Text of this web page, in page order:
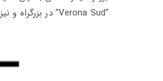
“Verona Sud” در بزرگراه و نیز-میلان فاصله دارد. یک اتوبان دوگانه مناسب، ارتباط سریع با فرودگاه بین المللی والریو کاتولو است.